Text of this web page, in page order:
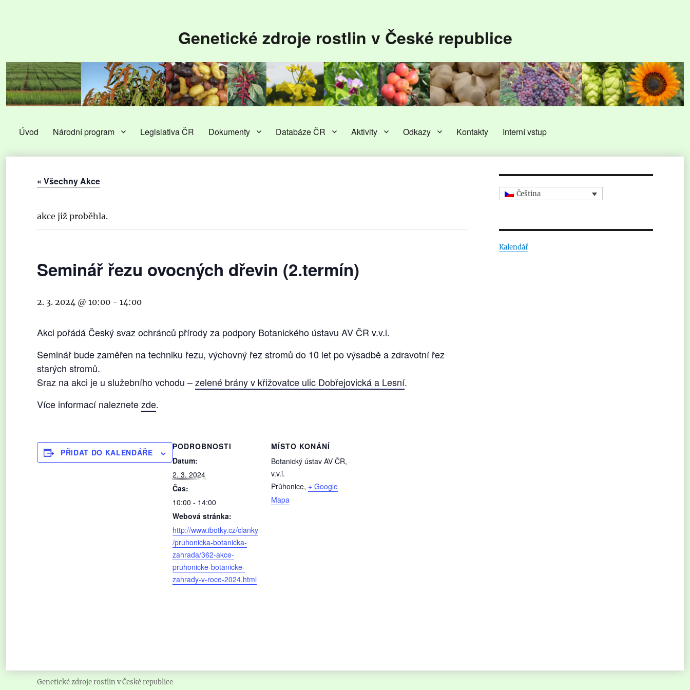
Genetické zdroje rostlin v České republice
Úvod Národní program Legislativa ČR Dokumenty Databáze ČR Aktivity Odkazy Kontakty Interní vstup
« Všechny Akce
akce již proběhla.
Seminář řezu ovocných dřevin (2.termín)
2. 3. 2024 @ 10:00 - 14:00
Akci pořádá Český svaz ochránců přírody za podpory Botanického ústavu AV ČR v.v.i.
Seminář bude zaměřen na techniku řezu, výchovný řez stromů do 10 let po výsadbě a zdravotní řez
starých stromů.
Sraz na akci je u služebního vchodu –zelené brány v křižovatce ulic Dobřejovická a Lesní.
Více informací naleznetezde.
PŘIDAT DO KALENDÁŘE
PODROBNOSTI
Datum:
2. 3. 2024
Čas:
10:00 - 14:00
Webová stránka:
http://www.ibotky.cz/clanky
/pruhonicka-botanicka-
zahrada/362-akce-
pruhonicke-botanicke-
zahrady-v-roce-2024.html
MÍSTO KONÁNÍ
Botanický ústav AV ČR,
v.v.i.
Průhonice, + Google
Mapa
Čeština
Kalendář
Genetické zdroje rostlin v České republice